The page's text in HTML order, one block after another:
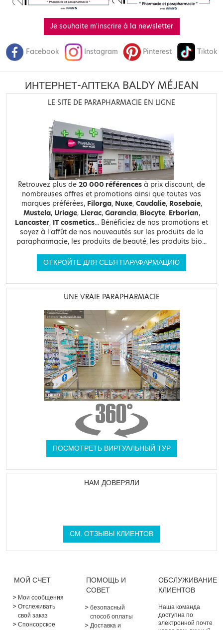
Je souhaite m'inscrire à la newsletter
Facebook Instagram Pinterest Tiktok
ИНТЕРНЕТ-АПТЕКА BALDY MÉJEAN
LE SITE DE PARAPHARMACIE EN LIGNE
Retrouvez plus de 20 000 références à prix discount, de
nombreuses offres et promotions ainsi que toutes vos
marques préférées, Filorga, Nuxe, Caudalie, Rosebaie,
Mustela, Uriage, Lierac, Garancia, Biocyte, Erborian,
Lancaster, IT cosmetics... Bénéficiez de nos promotions et
soyez à l'affût de nos nouveautés sur les produits de la
parapharmacie, les produits de beauté, les produits bio...
ОТКРОЙТЕ ДЛЯ СЕБЯ ПАРАФАРМАЦИЮ
UNE VRAIE PARAPHARMACIE
ПОСМОТРЕТЬ ВИРТУАЛЬНЫЙ ТУР
НАМ ДОВЕРЯЛИ
СМ. ОТЗЫВЫ КЛИЕНТОВ
МОЙ СЧЕТ
Мои сообщения
Отслеживать
свой заказ
Спонсорское
ПОМОЩЬ И
СОВЕТ
безопасный
способ оплаты
Доставка и
ОБСЛУЖИВАНИЕ
КЛИЕНТОВ
Наша команда
доступна по
электронной почте